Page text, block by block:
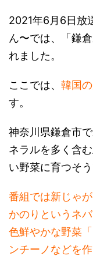
2021年6月6日放
ん〜では、「鎌
れました。
ここでは、 韓国
す。
神奈川県鎌倉市
ネラルを多く含
い野菜に育つそう
番組では新じゃ
かのりというネ
色鮮やかな野菜
ンチーノなどを作